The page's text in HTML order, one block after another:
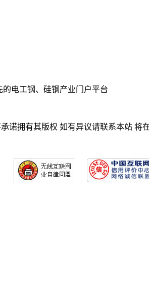
的电工钢、硅钢产业门户平台
诺拥有其版权 如有异议请联系本站 将